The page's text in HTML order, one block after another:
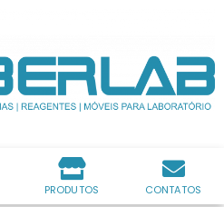
PRODUTOS CONTATOS